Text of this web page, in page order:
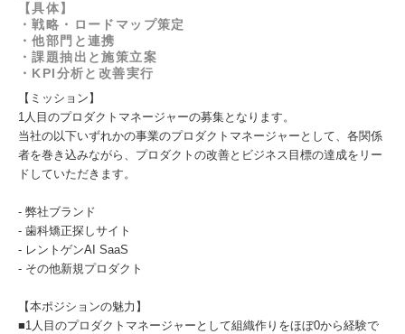
【具体】
・戦略・ロードマップ策定
・他部門と連携
・課題抽出と施策立案
・KPI分析と改善実行
【ミッション】
1人目のプロダクトマネージャーの募集となります。
当社の以下いずれかの事業のプロダクトマネージャーとして、各関係
者を巻き込みながら、プロダクトの改善とビジネス目標の達成をリー
ドしていただきます。
- 弊社ブランド
- 歯科矯正探しサイト
- レントゲンAI SaaS
- その他新規プロダクト
【本ポジションの魅力】
■1人目のプロダクトマネージャーとして組織作りをほぼ0から経験で